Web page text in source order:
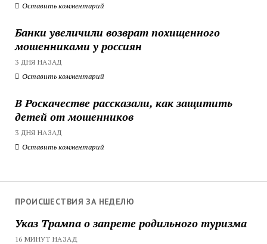
Оставить комментарий
Банки увеличили возврат похищенного
мошенниками у россиян
3 ДНЯ НАЗАД
Оставить комментарий
В Роскачестве рассказали, как защитить
детей от мошенников
3 ДНЯ НАЗАД
Оставить комментарий
ПРОИСШЕСТВИЯ ЗА НЕДЕЛЮ
Указ Трампа о запрете родильного туризма
16 МИНУТ НАЗАД